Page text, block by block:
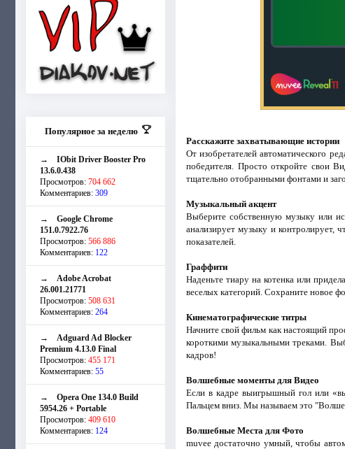
Популярное за неделю
→ IObit Driver Booster Pro
13.6.0.438
Просмотров: 704 662
Комментариев: 309
→ Google Chrome
151.0.7922.76
Просмотров: 566 886
Комментариев: 122
→ Adobe Acrobat
26.001.21771
Просмотров: 508 631
Комментариев: 264
→ Adguard Ad Blocker
Premium 4.13.0 Final
Просмотров: 455 171
Комментариев: 55
→ Opera One 134.0 Build
5954.26 + Portable
Просмотров: 409 610
Комментариев: 124
Расскажите захватывающие истории
От изобретателей автоматического
победителя. Просто откройте свои
тщательно отобранными фонтами и
Музыкальный акцент
Выберите собственную музыку или
анализирует музыку и контролирует,
показателей.
Граффити
Наденьте тиару на котенка или
веселых категорий. Сохраните новое
Кинематографические титры
Начните свой фильм как настоящий
короткими музыкальными треками.
кадров!
Волшебные моменты для Видео
Если в кадре выигрышный гол или
Пальцем вниз. Мы называем это
Волшебные Места для Фото
muvee достаточно умный, чтобы